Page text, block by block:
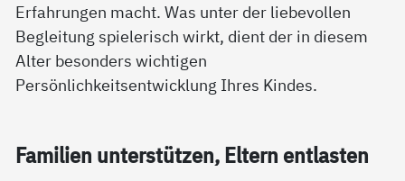
Erfahrungen macht. Was unter der liebevollen
Begleitung spielerisch wirkt, dient der in diesem
Alter besonders wichtigen
Persönlichkeitsentwicklung Ihres Kindes.
Fa­mi­li­en un­ter­stüt­zen, El­tern ent­las­ten